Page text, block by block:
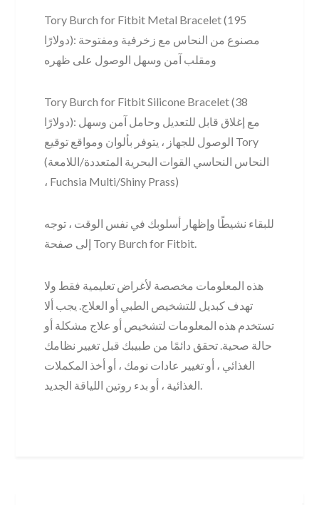
Tory Burch for Fitbit Metal Bracelet (195
دولارًا): مصنوع من النحاس مع زخرفية ومفتوحة
ومقلب آمن وسهل الوصول على ظهره
Tory Burch for Fitbit Silicone Bracelet (38
دولارًا): مع إغلاق قابل للتعديل وحامل آمن وسهل
الوصول للجهاز ، يتوفر بألوان ومواقع توقيع Tory
(النحاس النحاسي القوات البحرية المتعددة/اللامعة
، Fuchsia Multi/Shiny Prass)
للبقاء نشيطًا وإظهار أسلوبك في نفس الوقت ، توجه
إلى صفحة Tory Burch for Fitbit.
هذه المعلومات مخصصة لأغراض تعليمية فقط ولا
تهدف كبديل للتشخيص الطبي أو العلاج. يجب ألا
تستخدم هذه المعلومات لتشخيص أو علاج مشكلة أو
حالة صحية. تحقق دائمًا من طبيبك قبل تغيير نظامك
الغذائي ، أو تغيير عادات نومك ، أو أخذ المكملات
الغذائية ، أو بدء روتين اللياقة الجديد.